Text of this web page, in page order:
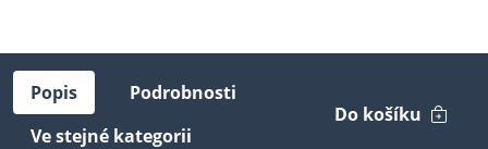
Popis
Podrobnosti
Ve stejné kategorii
Do košíku